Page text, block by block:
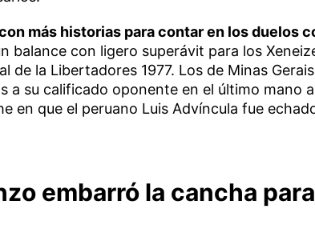
más historias para contar en los duelos
balance con ligero superávit para los
de la Libertadores 1977. Los de Minas
a su calificado oponente en el último mano
en que el peruano Luis Advíncula fue
embarró la cancha